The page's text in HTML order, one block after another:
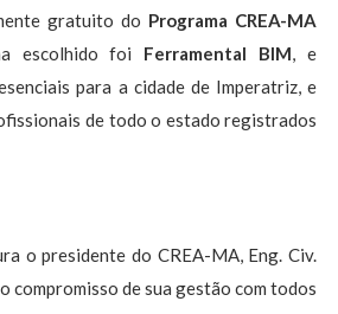
gratuito do Programa CREA-MA
escolhido foi Ferramental BIM, e
para a cidade de Imperatriz, e
de todo o estado registrados
o presidente do CREA-MA, Eng. Civ.
compromisso de sua gestão com todos